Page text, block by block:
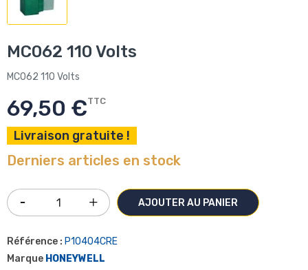
MC062 110 Volts
MC062 110 Volts
69,50 €TTC
Livraison gratuite !
Derniers articles en stock
AJOUTER AU PANIER
Référence : P10404CRE
Marque HONEYWELL